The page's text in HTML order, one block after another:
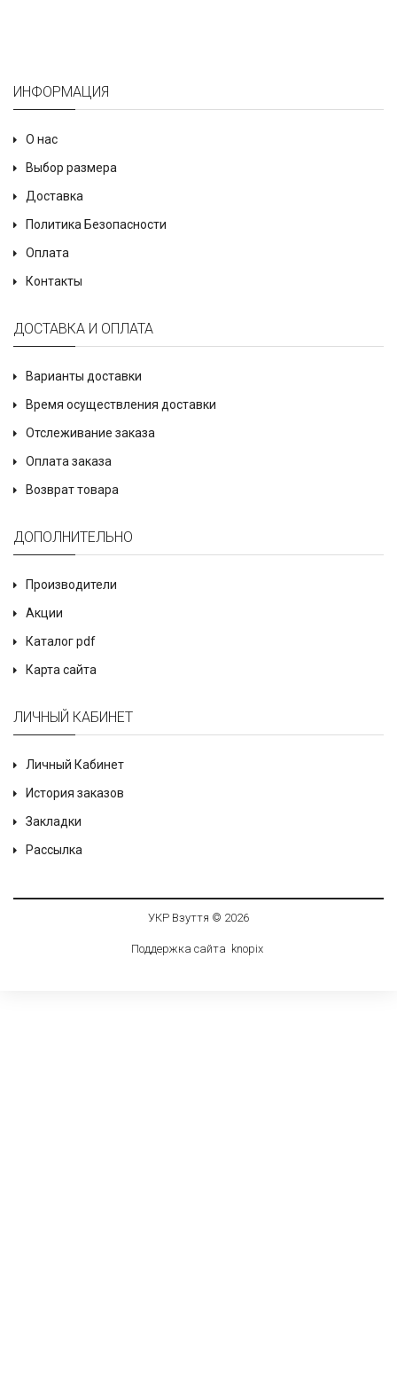
ИНФОРМАЦИЯ
О нас
Выбор размера
Доставка
Политика Безопасности
Оплата
Контакты
ДОСТАВКА И ОПЛАТА
Варианты доставки
Время осуществления доставки
Отслеживание заказа
Оплата заказа
Возврат товара
ДОПОЛНИТЕЛЬНО
Производители
Акции
Каталог pdf
Карта сайта
ЛИЧНЫЙ КАБИНЕТ
Личный Кабинет
История заказов
Закладки
Рассылка
УКР Взуття © 2026
Поддержка сайта knopix